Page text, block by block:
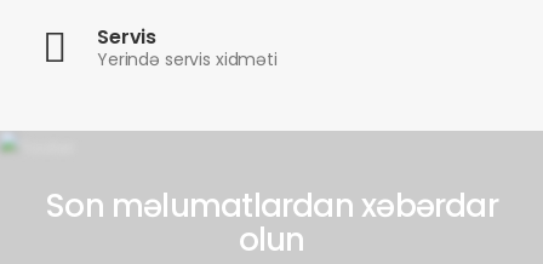
Servis
Yerində servis xidməti
Son məlumatlardan xəbərdar
olun